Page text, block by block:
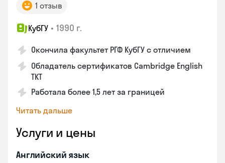
1 отзыв
КубГУ • 1990 г.
Окончила факультет РГФ КубГУ с отличием
Обладатель сертификатов Cambridge English
TKT
Работала более 1,5 лет за границей
Читать дальше
Услуги и цены
Английский язык